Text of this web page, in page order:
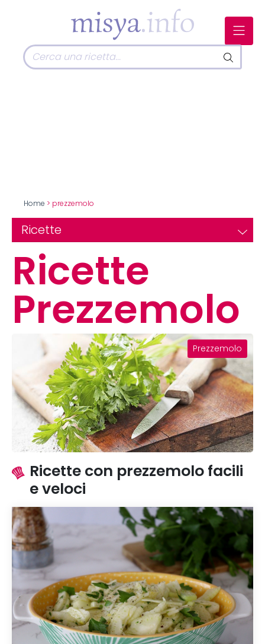
Home > prezzemolo
Ricette
Ricette
Prezzemolo
Prezzemolo
Ricette con prezzemolo facili
e veloci